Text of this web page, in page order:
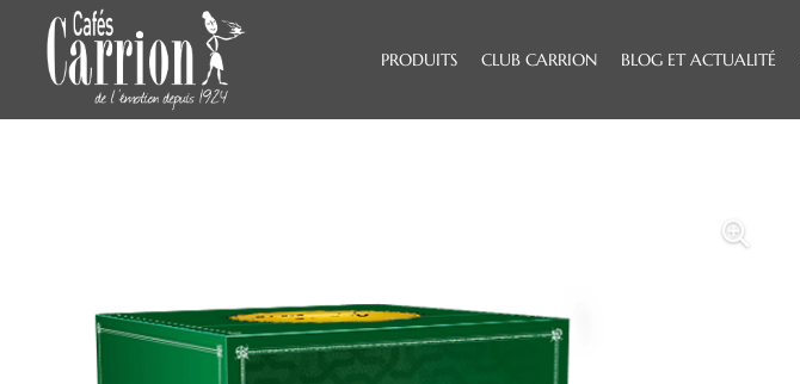
PRODUITS CLUB CARRION BLOG ET ACTUALITÉ